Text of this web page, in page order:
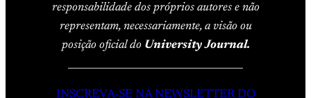
responsabilidade dos próprios autores e não
representam, necessariamente, a visão ou
posição oficial do University Journal.
INSCREVA-SE NA NEWSLETTER DO